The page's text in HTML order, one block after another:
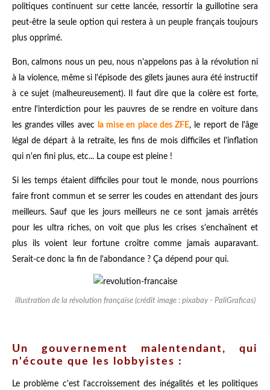
politiques continuent sur cette lancée, ressortir la guillotine sera
peut-être la seule option qui restera à un peuple français toujours
plus opprimé.
Bon, calmons nous un peu, nous n'appelons pas à la révolution ni
à la violence, même si l'épisode des gilets jaunes aura été instructif
à ce sujet (malheureusement). Il faut dire que la colère est forte,
entre l'interdiction pour les pauvres de se rendre en voiture dans
les grandes villes avec la mise en place des ZFE, le report de l'âge
légal de départ à la retraite, les fins de mois difficiles et l'inflation
qui n'en fini plus, etc... La coupe est pleine !
Si les temps étaient difficiles pour tout le monde, nous pourrions
faire front commun et se serrer les coudes en attendant des jours
meilleurs. Sauf que les jours meilleurs ne ce sont jamais arrêtés
pour les ultra riches, on voit que plus les crises s'enchaînent et
plus ils voient leur fortune croître comme jamais auparavant.
Serait-ce donc la fin de l'abondance ? Ça dépend pour qui.
illustration de la révolution française (crédit image : pixabay - PaliGraficas)
Un gouvernement malentendant, qui
n'écoute que les lobbyistes :
Le problème c'est l'accroissement des inégalités et les politiques